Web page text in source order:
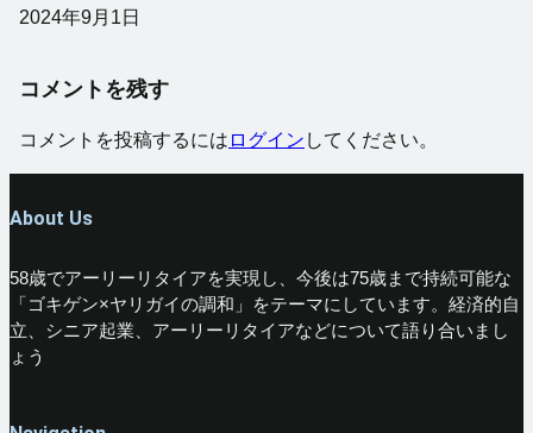
2024年9月1日
コメントを残す
コメントを投稿するには ログイン してください。
About Us
58歳でアーリーリタイアを実現し、今後は75歳まで持続可能な
「ゴキゲン×ヤリガイの調和」をテーマにしています。経済的自
立、シニア起業、アーリーリタイアなどについて語り合いまし
ょう